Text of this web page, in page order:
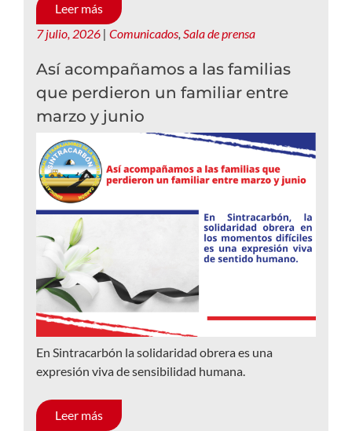
Leer más
7 julio, 2026 | Comunicados, Sala de prensa
Así acompañamos a las familias
que perdieron un familiar entre
marzo y junio
En Sintracarbón la solidaridad obrera es una
expresión viva de sensibilidad humana.
Leer más